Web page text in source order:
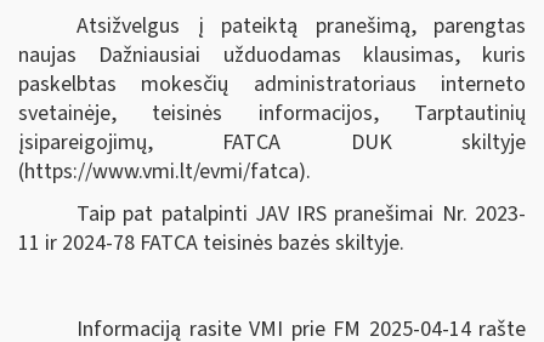
Atsižvelgus į pateiktą pranešimą, parengtas
naujas Dažniausiai užduodamas klausimas, kuris
paskelbtas mokesčių administratoriaus interneto
svetainėje, teisinės informacijos, Tarptautinių
įsipareigojimų, FATCA DUK skiltyje
(https://www.vmi.lt/evmi/fatca).
Taip pat patalpinti JAV IRS pranešimai Nr. 2023-
11 ir 2024-78 FATCA teisinės bazės skiltyje.
Informaciją rasite VMI prie FM 2025-04-14 rašte